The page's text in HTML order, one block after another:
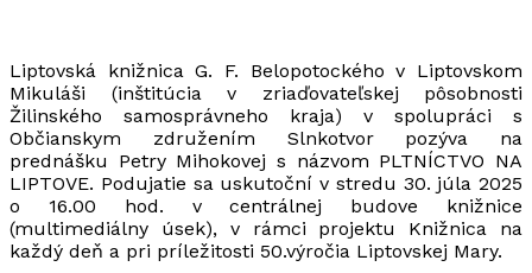
Liptovská knižnica G. F. Belopotockého v Liptovskom
Mikuláši (inštitúcia v zriaďovateľskej pôsobnosti
Žilinského samosprávneho kraja) v spolupráci s
Občianskym združením Slnkotvor pozýva na
prednášku Petry Mihokovej s názvom PLTNÍCTVO NA
LIPTOVE. Podujatie sa uskutoční v stredu 30. júla 2025
o 16.00 hod. v centrálnej budove knižnice
(multimediálny úsek), v rámci projektu Knižnica na
každý deň a pri príležitosti 50.výročia Liptovskej Mary.